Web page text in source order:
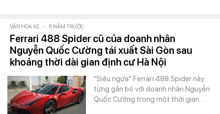
VĂN HÓA XE - 6 NĂM TRƯỚC
Ferrari 488 Spider cũ của doanh nhân
Nguyễn Quốc Cường tái xuất Sài Gòn sau
khoảng thời dài gian định cư Hà Nội
"Siêu ngựa" Ferrari 488 Spider này
từng gắn bó với doanh nhân Nguyễn
Quốc Cường trong một thời gian…